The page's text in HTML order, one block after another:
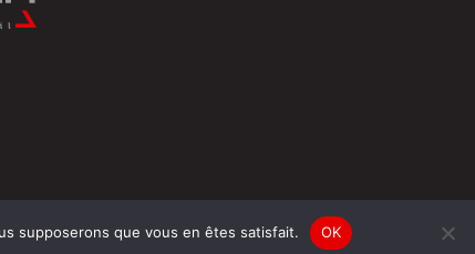
supposerons que vous en êtes satisfait. OK